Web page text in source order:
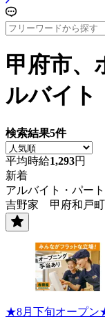
甲府市、
ルバイト
検索結果5件
平均時給1,293円
新着
アルバイト・パート
吉野家 甲府和戸町
★8月下旬オープン